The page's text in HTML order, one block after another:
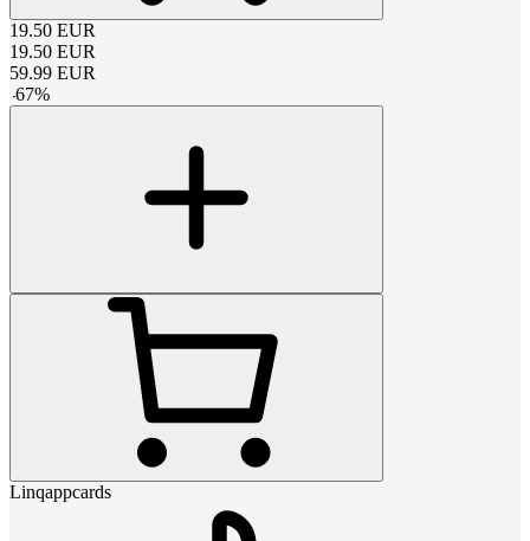
19.50 EUR
19.50 EUR
59.99 EUR
-67%
Linqappcards